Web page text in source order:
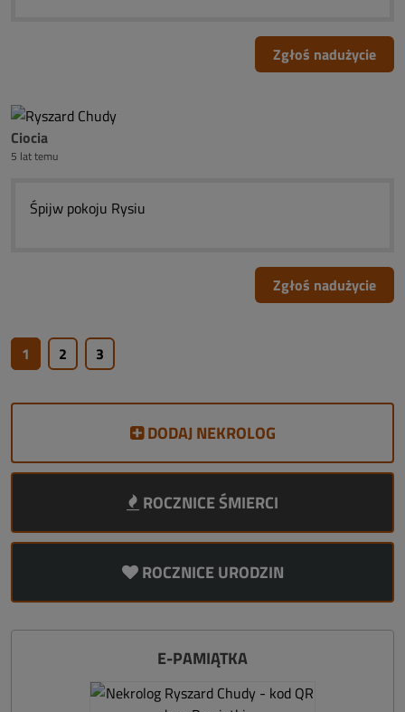
Zgłoś nadużycie
Ciocia
5 lat temu
Śpijw pokoju Rysiu
Zgłoś nadużycie
1 2 3
DODAJ NEKROLOG
ROCZNICE ŚMIERCI
ROCZNICE URODZIN
E-PAMIĄTKA